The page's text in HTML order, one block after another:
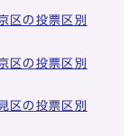
区の投票区別
区の投票区別
区の投票区別